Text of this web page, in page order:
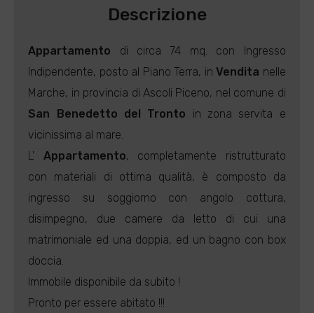
Descrizione
Appartamento di circa 74 mq. con Ingresso
Indipendente, posto al Piano Terra, inVendita nelle
Marche, in provincia di Ascoli Piceno, nel comune di
San Benedetto del Tronto in zona servita e
vicinissima al mare.
L' Appartamento, completamente ristrutturato
con materiali di ottima qualità, è composto da
ingresso su soggiorno con angolo cottura,
disimpegno, due camere da letto di cui una
matrimoniale ed una doppia, ed un bagno con box
doccia.
Immobile disponibile da subito !
Pronto per essere abitato !!!